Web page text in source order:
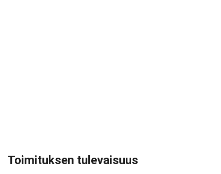
Toimituksen tulevaisuus